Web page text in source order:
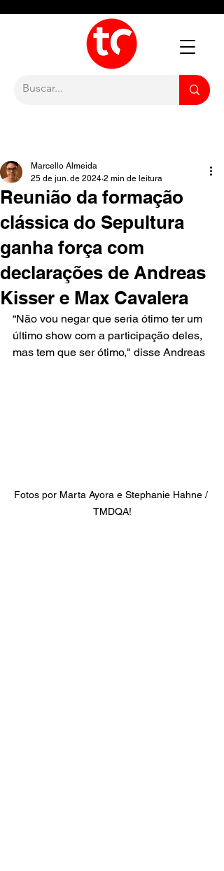
Reunião da formação
clássica do Sepultura
ganha força com
declarações de Andreas
Kisser e Max Cavalera
Marcello Almeida
25 de jun. de 2024 2 min de leitura
“Não vou negar que seria ótimo ter um
último show com a participação deles,
mas tem que ser ótimo," disse Andreas
Fotos por Marta Ayora e Stephanie Hahne /
TMDQA!